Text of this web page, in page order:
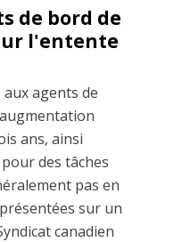
de bord de
l'entente
agents de
ans, ainsi
des tâches
pas en
sur un
canadien